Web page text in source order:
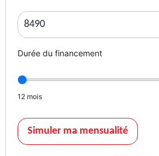
Durée du financement
12 mois
Simuler ma mensualité